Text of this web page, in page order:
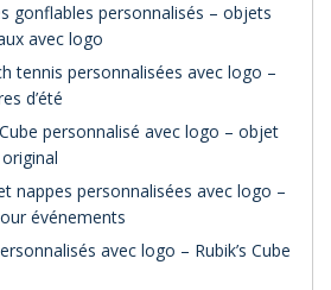
gonflables personnalisés – objets
avec logo
tennis personnalisées avec logo –
d’été
personnalisé avec logo – objet
nappes personnalisées avec logo –
événements
avec logo – Rubik’s Cube